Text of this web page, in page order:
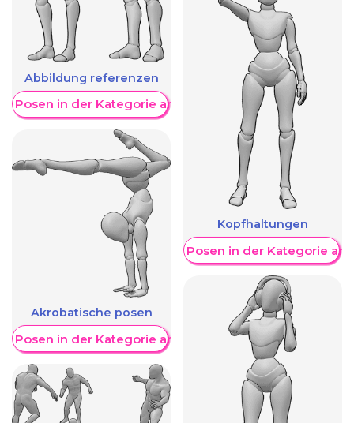
Abbildung referenzen
Posen in der Kategorie anzeigen
Akrobatische posen
Posen in der Kategorie anzeigen
Kopfhaltungen
Weitere Posen in der Kategorie